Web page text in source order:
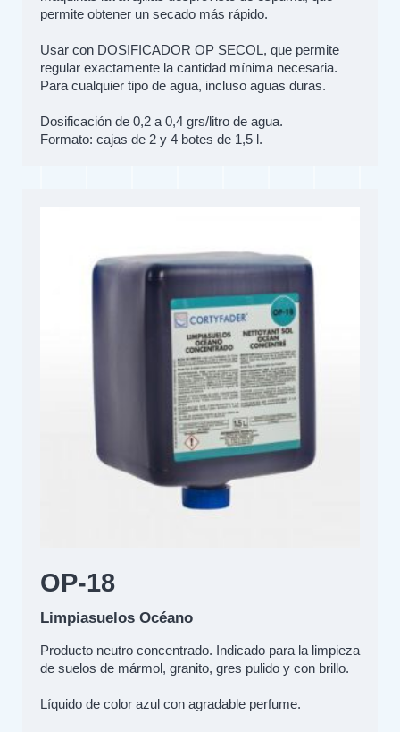
permite obtener un secado más rápido.
Usar con DOSIFICADOR OP SECOL, que permite
regular exactamente la cantidad mínima necesaria.
Para cualquier tipo de agua, incluso aguas duras.
Dosificación de 0,2 a 0,4 grs/litro de agua.
Formato: cajas de 2 y 4 botes de 1,5 l.
OP-18
Limpiasuelos Océano
Producto neutro concentrado. Indicado para la limpieza
de suelos de mármol, granito, gres pulido y con brillo.
Líquido de color azul con agradable perfume.